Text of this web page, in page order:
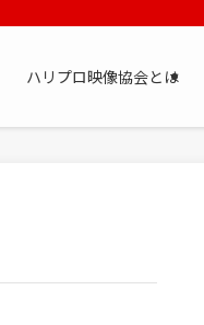
ハリプロ映像協会とは